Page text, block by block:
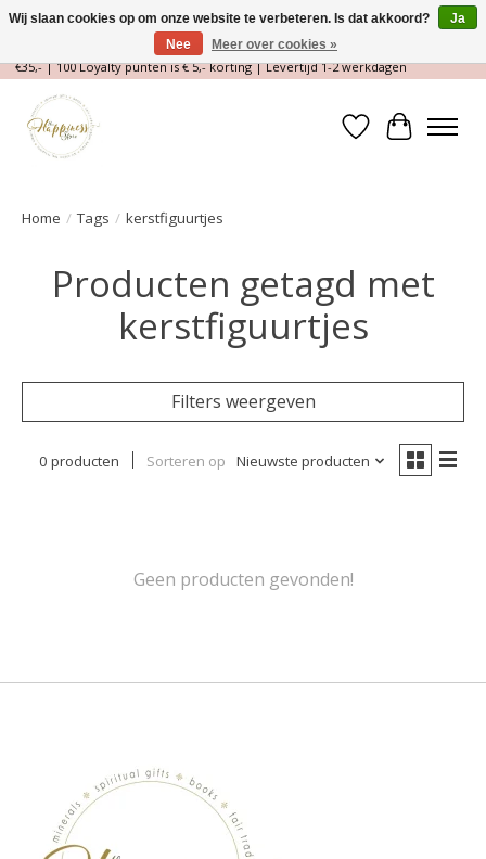
Magische Conceptstore, Edelstenen & Spirituele winkel | Gratis verzending >
€35,- | 100 Loyalty punten is € 5,- korting | Levertijd 1-2 werkdagen
Verlanglijst
Home / Tags / kerstfiguurtjes
Producten getagd met
kerstfiguurtjes
Filters weergeven
0 producten Sorteren op Nieuwste producten
Geen producten gevonden!
Wij slaan cookies op om onze website te verbeteren. Is dat akkoord?
Ja
Nee
Meer over cookies »